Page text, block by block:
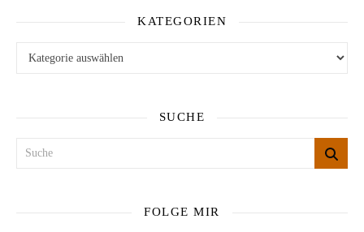
KATEGORIEN
SUCHE
FOLGE MIR